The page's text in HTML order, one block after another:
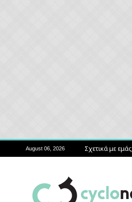
August 06, 2026 Σχετικά με εμάς